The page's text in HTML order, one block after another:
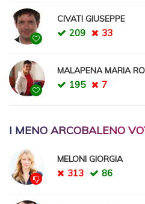
CIVATI GIUSEPPE
209 33
MALAPENA MARIA
195 7
I MENO ARCOBALENO
MELONI GIORGIA
313 86